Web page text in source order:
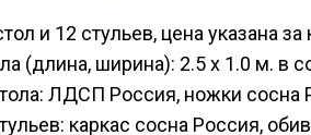
и 12 стульев, цена указана
(длина, ширина): 2.5 х 1.0 м. в
ЛДСП Россия, ножки сосна
каркас сосна Россия,